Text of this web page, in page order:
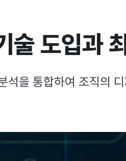
술 도입과
을 통합하여 조직의